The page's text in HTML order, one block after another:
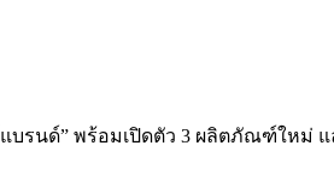
บรนด์” พร้อมเปิดตัว 3 ผลิตภัณฑ์ใหม่ แ